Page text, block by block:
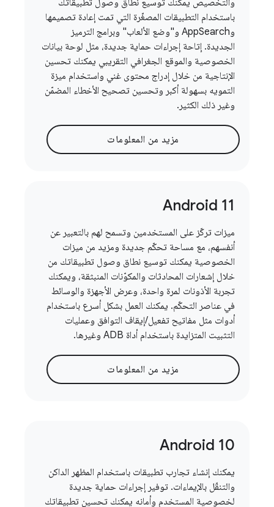
باستخدام التطبيقات المصغّرة التي تمت إعادة تصميمها
وAppSearch و"وضع الألعاب" وبرامج الترميز
الجديدة. إتاحة إجراءات حماية جديدة، مثل لوحة بيانات
الخصوصية والموقع الجغرافي التقريبي يمكنك تحسين
الإنتاجية من خلال إدراج محتوى غني واستخدام ميزة
التمويه بسهولة أكبر وتحسين تصحيح الأخطاء المضمّن
وغير ذلك الكثير.
مزيد من المعلومات
Android 11
ميزات تركّز على المستخدمين وتسمح لهم بالتعبير عن
أنفسهم، مع مساحة تحكّم جديدة ومزيد من ميزات
الخصوصية يمكنك توسيع نطاق وصول تطبيقاتك من
خلال إشعارات المحادثات والمكوّنات المنبثقة، ويمكنك
تجربة الأذونات لمرة واحدة، وعرض الأجهزة والوسائط
في عناصر التحكّم. يمكنك العمل بشكل أسرع باستخدام
أدوات مثل مفاتيح تفعيل/إيقاف التوافق وعمليات
التثبيت المتزايدة باستخدام أداة ADB وغيرها.
مزيد من المعلومات
Android 10
يمكنك إنشاء تجارب تطبيقات باستخدام المظهر الداكن
والتنقّل بالإيماءات. توفير إجراءات حماية جديدة
لخصوصية المستخدم وأمانه يمكنك تحسين تطبيقاتك